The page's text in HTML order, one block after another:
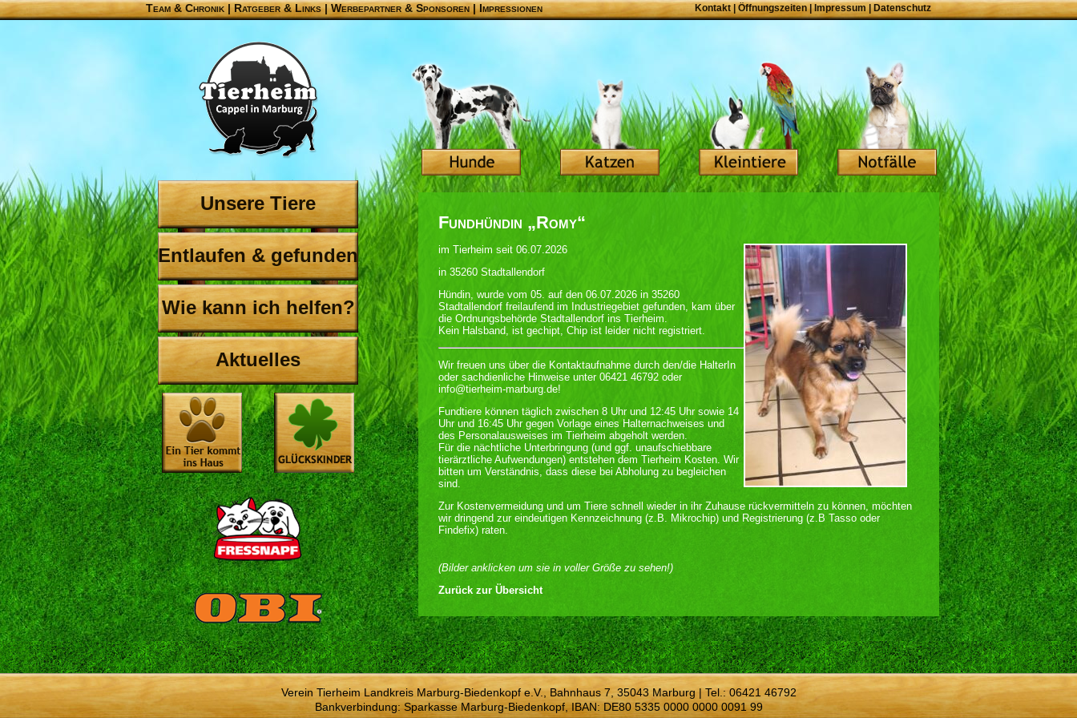
Team & Chronik |Ratgeber & Links|Werbepartner & Sponsoren|Impressionen Kontakt Öffnungszeiten| Impressum|Datenschutz
Unsere Tiere
Entlaufen & gefunden
Wie kann ich helfen?
Aktuelles
Fundhündin „Romy“
im Tierheim seit 06.07.2026
in 35260 Stadtallendorf
Hündin, wurde vom 05. auf den 06.07.2026 in 35260
Stadtallendorf freilaufend im Industriegebiet gefunden, kam über
die Ordnungsbehörde Stadtallendorf ins Tierheim.
Kein Halsband, ist gechipt, Chip ist leider nicht registriert.
Wir freuen uns über die Kontaktaufnahme durch den/die HalterIn
oder sachdienliche Hinweise unter 06421 46792 oder
info@tierheim-marburg.de!
Fundtiere können täglich zwischen 8 Uhr und 12:45 Uhr sowie 14
Uhr und 16:45 Uhr gegen Vorlage eines Halternachweises und
des Personalausweises im Tierheim abgeholt werden.
Für die nächtliche Unterbringung (und ggf. unaufschiebbare
tierärztliche Aufwendungen) entstehen dem Tierheim Kosten. Wir
bitten um Verständnis, dass diese bei Abholung zu begleichen
sind.
Zur Kostenvermeidung und um Tiere schnell wieder in ihr Zuhause rückvermitteln zu können, möchten
wir dringend zur eindeutigen Kennzeichnung (z.B. Mikrochip) und Registrierung (z.B Tasso oder
Findefix) raten.
(Bilder anklicken um sie in voller Größe zu sehen!)
Zurück zur Übersicht
Verein Tierheim Landkreis Marburg-Biedenkopf e.V., Bahnhaus 7, 35043 Marburg | Tel.: 06421 46792
Bankverbindung: Sparkasse Marburg-Biedenkopf, IBAN: DE80 5335 0000 0000 0091 99